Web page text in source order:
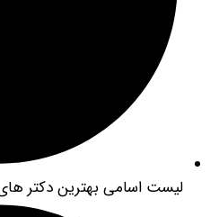
اسامی بهترین دکتر های